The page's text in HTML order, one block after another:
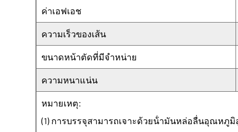
ค่าเอฟเอช
ความเร็วของเส้น
ขนาดหน้าตัดที่มีจําหน่าย
ความหนาแน่น
หมายเหตุ:
(1) การบรรจุสามารถเจาะด้วยน้ํามันหล่อลื่นอุณหภูมิ